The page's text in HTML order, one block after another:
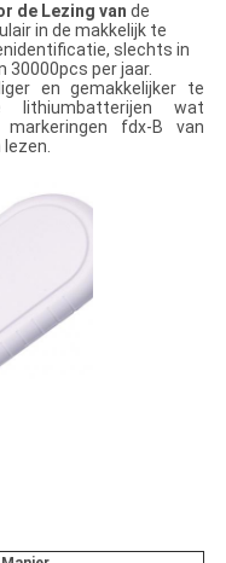
de Lezing van de
in de makkelijk te
slechts in
30000pcs per jaar.
en gemakkelijker te
lithiumbatterijen wat
fdx-B van